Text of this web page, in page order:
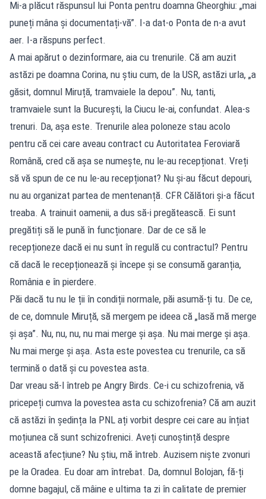
Mi-a plăcut răspunsul lui Ponta pentru doamna Gheorghiu: „mai
puneți mâna și documentați-vă”. I-a dat-o Ponta de n-a avut
aer. I-a răspuns perfect.
A mai apărut o dezinformare, aia cu trenurile. Că am auzit
astăzi pe doamna Corina, nu știu cum, de la USR, astăzi urla, „a
găsit, domnul Miruță, tramvaiele la depou”. Nu, tanti,
tramvaiele sunt la București, la Ciucu le-ai, confundat. Alea-s
trenuri. Da, așa este. Trenurile alea poloneze stau acolo
pentru că cei care aveau contract cu Autoritatea Feroviară
Română, cred că așa se numește, nu le-au recepționat. Vreți
să vă spun de ce nu le-au recepționat? Nu și-au făcut depouri,
nu au organizat partea de mentenanță. CFR Călători și-a făcut
treaba. A trainuit oamenii, a dus să-i pregătească. Ei sunt
pregătiți să le pună în funcționare. Dar de ce să le
recepționeze dacă ei nu sunt în regulă cu contractul? Pentru
că dacă le recepționează și începe și se consumă garanția,
România e în pierdere.
Păi dacă tu nu le ții în condiții normale, păi asumă-ți tu. De ce,
de ce, domnule Miruță, să mergem pe ideea că „lasă mă merge
și așa”. Nu, nu, nu, nu mai merge și așa. Nu mai merge și așa.
Nu mai merge și așa. Asta este povestea cu trenurile, ca să
termină o dată și cu povestea asta.
Dar vreau să-l întreb pe Angry Birds. Ce-i cu schizofrenia, vă
pricepeți cumva la povestea asta cu schizofrenia? Că am auzit
că astăzi în ședința la PNL ați vorbit despre cei care au înțiat
moțiunea că sunt schizofrenici. Aveți cunoștință despre
această afecțiune? Nu știu, mă întreb. Auzisem niște zvonuri
pe la Oradea. Eu doar am întrebat. Da, domnul Bolojan, fă-ți
domne bagajul, că mâine e ultima ta zi în calitate de premier